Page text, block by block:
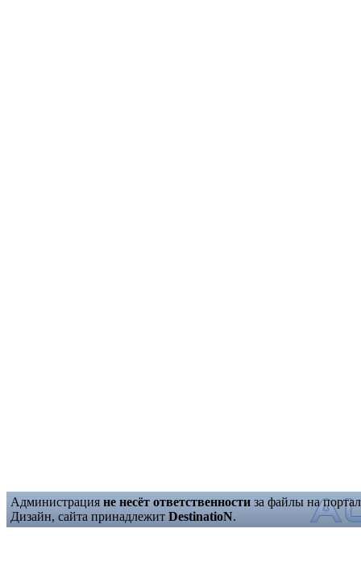
Администрация не несёт ответственности за файлы на
Дизайн, сайта принадлежит DestinatioN.